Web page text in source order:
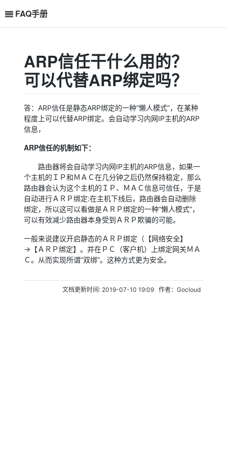
FAQ手册
ARP信任干什么用的？
可以代替ARP绑定吗？
答：ARP信任是静态ARP绑定的一种“懒人模式”，在某种
程度上可以代替ARP绑定。会自动学习内网IP主机的ARP
信息，
ARP信任的机制如下：
路由器将会自动学习内网IP主机的ARP信息，如果一
个主机的ＩＰ和ＭＡＣ在几分钟之后仍然保持稳定，那么
路由器会认为这个主机的ＩＰ、ＭＡＣ信息可信任，于是
自动进行ＡＲＰ绑定:在主机下线后，路由器会自动删除
绑定，所以这可以看做是ＡＲＰ绑定的一种“懒人模式”，
可以有效减少路由器本身受到ＡＲＰ欺骗的可能。
一般来说建议开启静态的ＡＲＰ绑定（【网络安全】
→【ＡＲＰ绑定】。并在ＰＣ（客户机）上绑定网关ＭＡ
Ｃ。从而实现所谓“双绑”。这种方式更为安全。
文档更新时间: 2019-07-10 19:09 作者：Gocloud